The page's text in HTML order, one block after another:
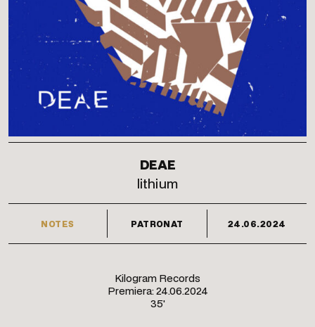
DEAE
lithium
NOTES PATRONAT 24.06.2024
Kilogram Records
Premiera: 24.06.2024
35'